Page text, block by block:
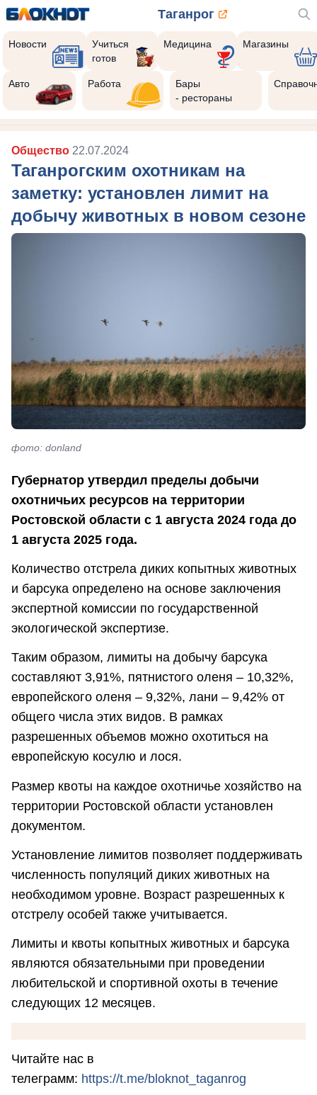
Таганрог
Новости
Учиться
готов
Медицина Магазины
Авто Работа
Бары
- рестораны
Общество 22.07.2024
Таганрогским охотникам на
заметку: установлен лимит на
добычу животных в новом сезоне
фото: donland
Губернатор утвердил пределы добычи
охотничьих ресурсов на территории
Ростовской области с 1 августа 2024 года до
1 августа 2025 года.
Количество отстрела диких копытных животных
и барсука определено на основе заключения
экспертной комиссии по государственной
экологической экспертизе.
Таким образом, лимиты на добычу барсука
составляют 3,91%, пятнистого оленя – 10,32%,
европейского оленя – 9,32%, лани – 9,42% от
общего числа этих видов. В рамках
разрешенных объемов можно охотиться на
европейскую косулю и лося.
Размер квоты на каждое охотничье хозяйство на
территории Ростовской области установлен
документом.
Установление лимитов позволяет поддерживать
численность популяций диких животных на
необходимом уровне. Возраст разрешенных к
отстрелу особей также учитывается.
Лимиты и квоты копытных животных и барсука
являются обязательными при проведении
любительской и спортивной охоты в течение
следующих 12 месяцев.
Читайте нас в
телеграмм: https://t.me/bloknot_taganrog